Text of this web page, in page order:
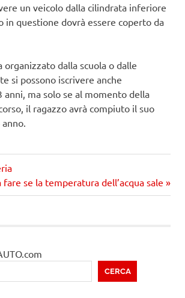
un veicolo dalla cilindrata inferiore
in questione dovrà essere coperto da
organizzato dalla scuola o dalle
si possono iscrivere anche
anni, ma solo se al momento della
il ragazzo avrà compiuto il suo
fare se la temperatura dell’acqua sale
CERCA